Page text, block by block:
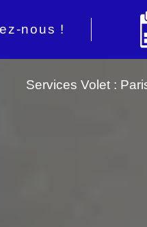
nous !
Services Volet :